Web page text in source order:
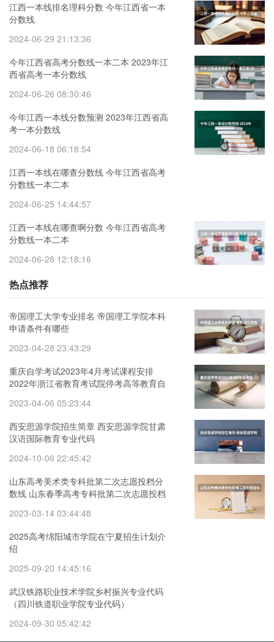
江西一本线排名理科分数 今年江西省一本
分数线
2024-06-29 21:13:36
今年江西省高考分数线一本二本 2023年江
西省高考一本分数线
2024-06-26 08:30:46
今年江西一本线分数预测 2023年江西省高
考一本分数线
2024-06-18 06:18:54
江西一本线在哪查分数线 今年江西省高考
分数线一本二本
2024-06-25 14:44:57
江西一本线在哪查啊分数 今年江西省高考
分数线一本二本
2024-06-28 12:18:16
热点推荐
帝国理工大学专业排名 帝国理工学院本科
申请条件有哪些
2023-04-28 23:43:29
重庆自学考试2023年4月考试课程安排
2022年浙江省教育考试院停考高等教育自
2023-04-06 05:23:44
西安思源学院招生简章 西安思源学院甘肃
汉语国际教育专业代码
2024-10-06 22:45:42
山东高考美术类专科批第二次志愿投档分
数线 山东春季高考专科批第二次志愿投档
2023-03-14 03:44:48
2025高考绵阳城市学院在宁夏招生计划介
绍
2025-09-20 14:45:16
武汉铁路职业技术学院乡村振兴专业代码
（四川铁道职业学院专业代码）
2024-09-30 05:42:42